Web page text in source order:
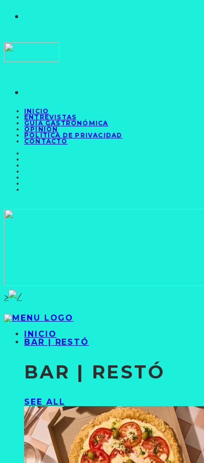
INICIO
ENTREVISTAS
GUÍA GASTRONÓMICA
OPINIÓN
POLÍTICA DE PRIVACIDAD
CONTACTO
>
INICIO
BAR | RESTÓ
BAR | RESTÓ
SEE ALL